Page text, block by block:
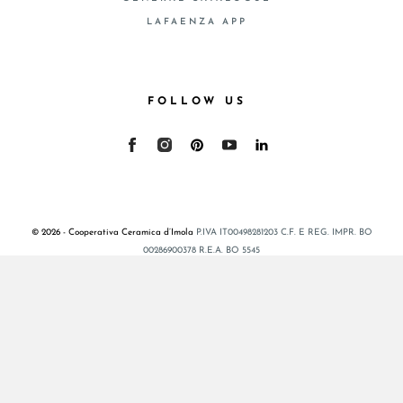
LAFAENZA APP
FOLLOW US
© 2026 - Cooperativa Ceramica d’Imola P.IVA IT00498281203 C.F. E REG. IMPR. BO
00286900378 R.E.A. BO 5545